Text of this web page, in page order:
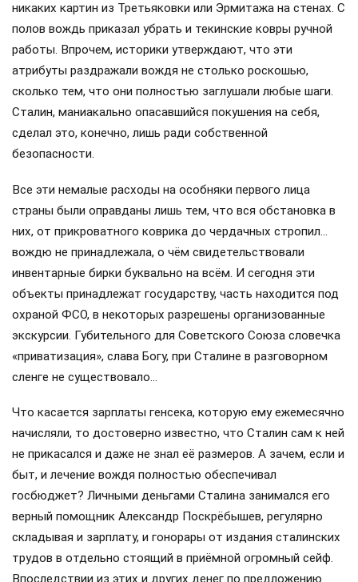
никаких картин из Третьяковки или Эрмитажа на стенах. С
полов вождь приказал убрать и текинские ковры ручной
работы. Впрочем, историки утверждают, что эти
атрибуты раздражали вождя не столько роскошью,
сколько тем, что они полностью заглушали любые шаги.
Сталин, маниакально опасавшийся покушения на себя,
сделал это, конечно, лишь ради собственной
безопасности.
Все эти немалые расходы на особняки первого лица
страны были оправданы лишь тем, что вся обстановка в
них, от прикроватного коврика до чердачных стропил…
вождю не принадлежала, о чём свидетельствовали
инвентарные бирки буквально на всём. И сегодня эти
объекты принадлежат государству, часть находится под
охраной ФСО, в некоторых разрешены организованные
экскурсии. Губительного для Советского Союза словечка
«приватизация», слава Богу, при Сталине в разговорном
сленге не существовало…
Что касается зарплаты генсека, которую ему ежемесячно
начисляли, то достоверно известно, что Сталин сам к ней
не прикасался и даже не знал её размеров. А зачем, если и
быт, и лечение вождя полностью обеспечивал
госбюджет? Личными деньгами Сталина занимался его
верный помощник Александр Поскрёбышев, регулярно
складывая и зарплату, и гонорары от издания сталинских
трудов в отдельно стоящий в приёмной огромный сейф.
Впоследствии из этих и других денег по предложению